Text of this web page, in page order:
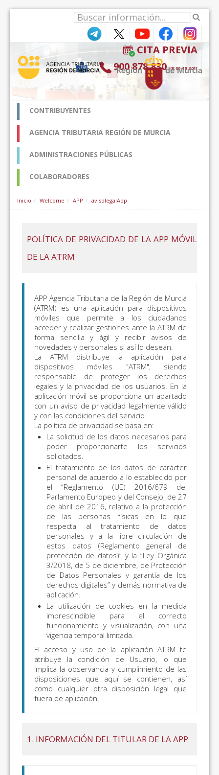
CITA PREVIA
900 878 830 (9:00-18:30*)
CONTRIBUYENTES
AGENCIA TRIBUTARIA REGIÓN DE MURCIA
ADMINISTRACIONES PÚBLICAS
COLABORADORES
Inicio Welcome APP avisolegalApp
POLÍTICA DE PRIVACIDAD DE LA APP MÓVIL
DE LA ATRM
APP Agencia Tributaria de la Región de Murcia
(ATRM) es una aplicación para dispositivos
móviles que permite a los ciudadanos
acceder y realizar gestiones ante la ATRM de
forma sencilla y ágil y recibir avisos de
novedades y personales si así lo desean.
La ATRM distribuye la aplicación para
dispositivos móviles "ATRM", siendo
responsable de proteger los derechos
legales y la privacidad de los usuarios. En la
aplicación móvil se proporciona un apartado
con un aviso de privacidad legalmente válido
y con las condiciones del servicio.
La política de privacidad se basa en:
La solicitud de los datos necesarios para
poder proporcionarte los servicios
solicitados.
El tratamiento de los datos de carácter
personal de acuerdo a lo establecido por
el “Reglamento (UE) 2016/679 del
Parlamento Europeo y del Consejo, de 27
de abril de 2016, relativo a la protección
de las personas físicas en lo que
respecta al tratamiento de datos
personales y a la libre circulación de
estos datos (Reglamento general de
protección de datos)” y la “Ley Orgánica
3/2018, de 5 de diciembre, de Protección
de Datos Personales y garantía de los
derechos digitales” y demás normativa de
aplicación.
La utilización de cookies en la medida
imprescindible para el correcto
funcionamiento y visualización, con una
vigencia temporal limitada.
El acceso y uso de la aplicación ATRM te
atribuye la condición de Usuario, lo que
implica la observancia y cumplimiento de las
disposiciones que aquí se contienen, así
como cualquier otra disposición legal que
fuera de aplicación.
1. INFORMACIÓN DEL TITULAR DE LA APP